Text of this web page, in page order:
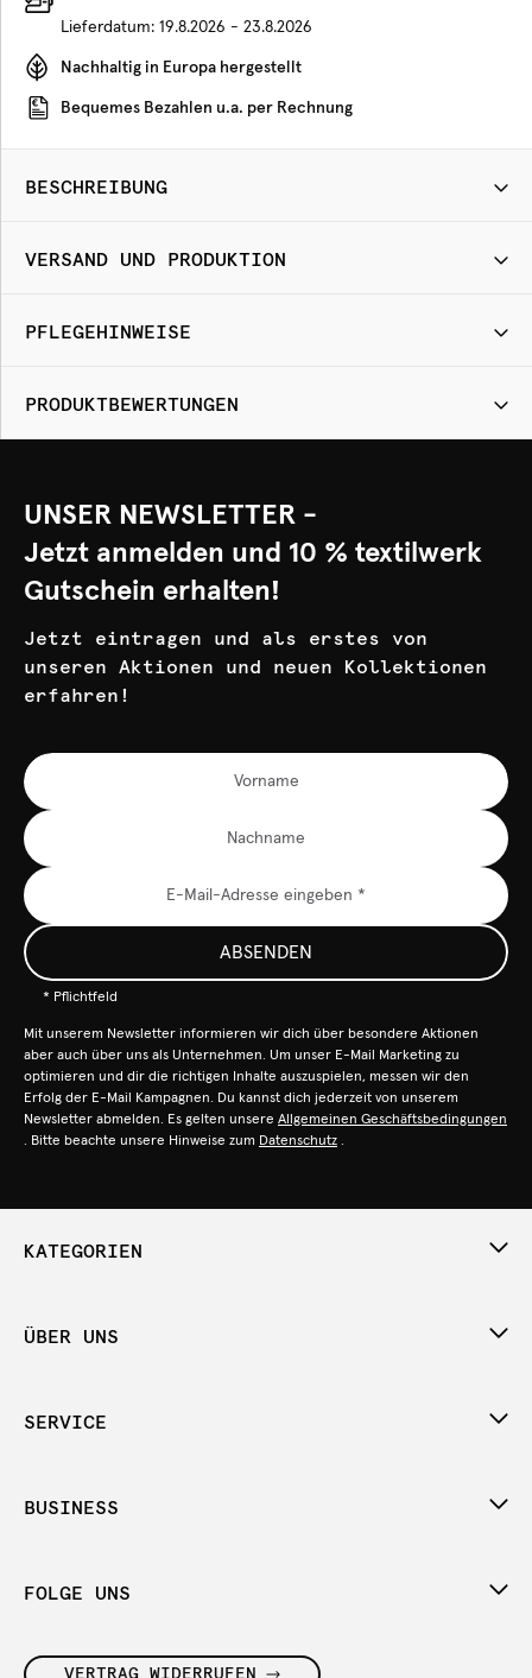
Lieferdatum: 19.8.2026 - 23.8.2026
Nachhaltig in Europa hergestellt
Bequemes Bezahlen u.a. per Rechnung
BESCHREIBUNG
VERSAND UND PRODUKTION
PFLEGEHINWEISE
PRODUKTBEWERTUNGEN
UNSER NEWSLETTER -
Jetzt anmelden und 10 % textilwerk
Gutschein erhalten!
Jetzt eintragen und als erstes von
unseren Aktionen und neuen Kollektionen
erfahren!
ABSENDEN
* Pflichtfeld
Mit unserem Newsletter informieren wir dich über besondere Aktionen
aber auch über uns als Unternehmen. Um unser E-Mail Marketing zu
optimieren und dir die richtigen Inhalte auszuspielen, messen wir den
Erfolg der E-Mail Kampagnen. Du kannst dich jederzeit von unserem
Newsletter abmelden. Es gelten unsere Allgemeinen Geschäftsbedingungen
. Bitte beachte unsere Hinweise zum Datenschutz .
KATEGORIEN
ÜBER UNS
SERVICE
BUSINESS
FOLGE UNS
VERTRAG WIDERRUFEN